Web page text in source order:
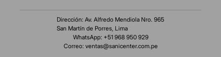
Dirección: Av. Alfredo Mendiola Nro. 965
San Martín de Porres, Lima
WhatsApp: +51 968 950 929
Correo: ventas@sanicenter.com.pe